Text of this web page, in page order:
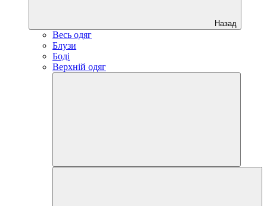
Назад
Весь одяг
Блузи
Боді
Верхній одяг